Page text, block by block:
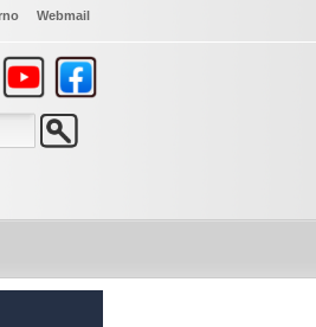
Webmail